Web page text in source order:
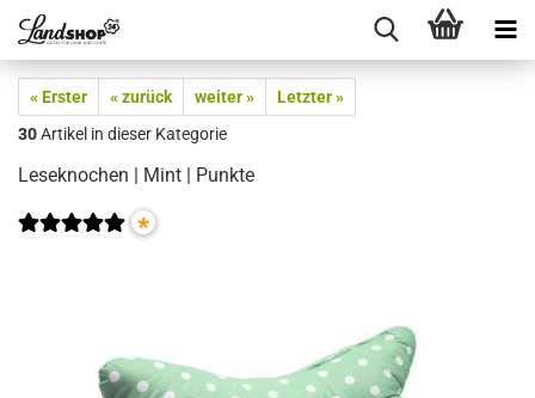
« Erster « zurück weiter »
Letzter »
30Artikel in dieser Kategorie
Leseknochen | Mint | Punkte
*